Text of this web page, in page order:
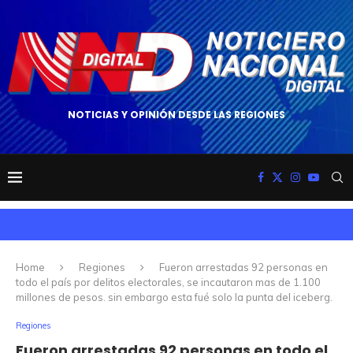
NOTICIAS Y OPINIÓN DESDE LAS REGIONES
Home Regiones
Fueron arrestadas 92 personas en
todo el país por delitos electorales, se incautaron mas de 1.100
millones de pesos. sin embargo esta fué solo la punta del iceberg.
Regiones